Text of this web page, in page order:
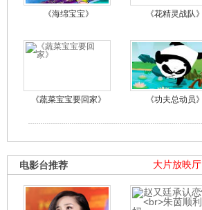
《海绵宝宝》 《花精灵战队》
《蔬菜宝宝要回家》 《功夫总动员》
大片放映厅
电影台推荐